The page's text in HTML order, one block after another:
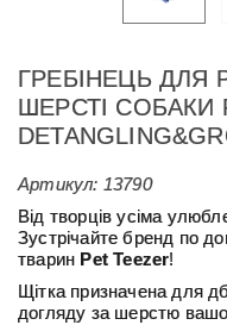
ГРЕБІНЕЦЬ ДЛЯ
ШЕРСТІ СОБАКИ
Артикул: 13790
Від творців усіма
Зустрічайте бренд по
тварин Pet Teezer!
Щітка призначена для
догляду за шерстю